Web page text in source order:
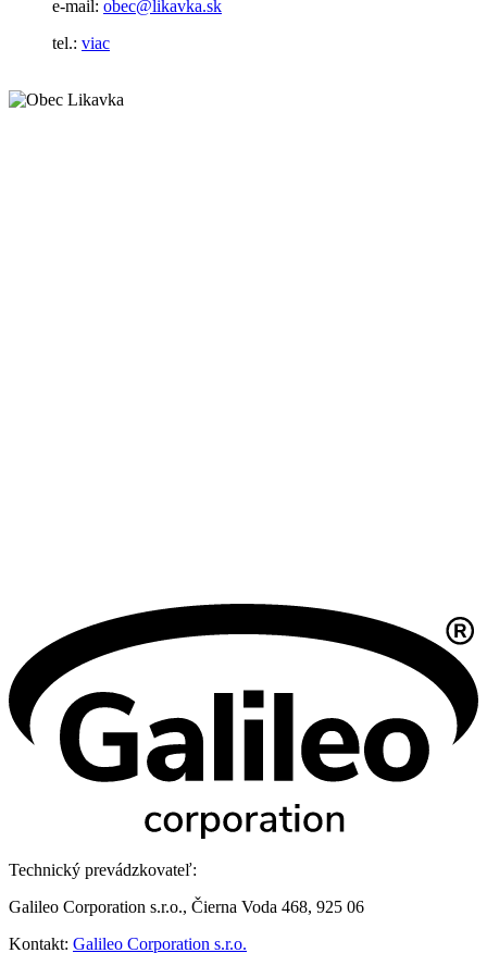
e-mail: obec@likavka.sk
tel.: viac
Technický prevádzkovateľ:
Galileo Corporation s.r.o., Čierna Voda 468, 925 06
Kontakt: Galileo Corporation s.r.o.